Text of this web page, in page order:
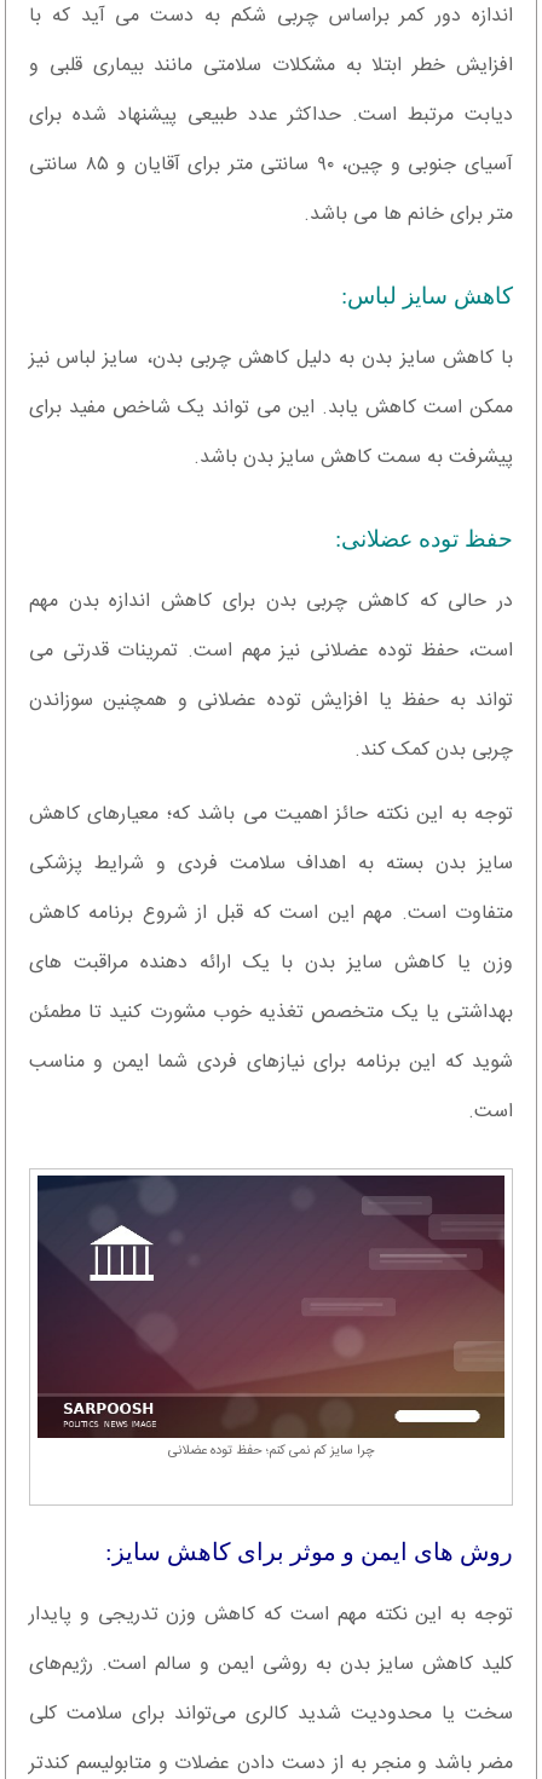
اندازه دور کمر براساس چربی شکم به دست می آید که با
افزایش خطر ابتلا به مشکلات سلامتی مانند بیماری قلبی و
دیابت مرتبط است. حداکثر عدد طبیعی پیشنهاد شده برای
آسیای جنوبی و چین، ۹۰ سانتی متر برای آقایان و ۸۵ سانتی
متر برای خانم ها می باشد.
کاهش سایز لباس:
با کاهش سایز بدن به دلیل کاهش چربی بدن، سایز لباس نیز
ممکن است کاهش یابد. این می تواند یک شاخص مفید برای
پیشرفت به سمت کاهش سایز بدن باشد.
حفظ توده عضلانی:
در حالی که کاهش چربی بدن برای کاهش اندازه بدن مهم
است، حفظ توده عضلانی نیز مهم است. تمرینات قدرتی می
تواند به حفظ یا افزایش توده عضلانی و همچنین سوزاندن
چربی بدن کمک کند.
توجه به این نکته حائز اهمیت می باشد که؛ معیارهای کاهش
سایز بدن بسته به اهداف سلامت فردی و شرایط پزشکی
متفاوت است. مهم این است که قبل از شروع برنامه کاهش
وزن یا کاهش سایز بدن با یک ارائه دهنده مراقبت های
بهداشتی یا یک متخصص تغذیه خوب مشورت کنید تا مطمئن
شوید که این برنامه برای نیازهای فردی شما ایمن و مناسب
است.
چرا سایز کم نمی کنم؛ حفظ توده عضلانی
روش های ایمن و موثر برای کاهش سایز:
توجه به این نکته مهم است که کاهش وزن تدریجی و پایدار
کلید کاهش سایز بدن به روشی ایمن و سالم است. رژیم‌های
سخت یا محدودیت شدید کالری می‌تواند برای سلامت کلی
مضر باشد و منجر به از دست دادن عضلات و متابولیسم کندتر